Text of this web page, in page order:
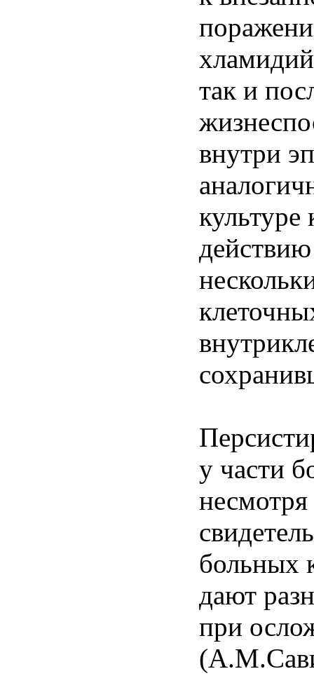
так и
внутри
культуре
у части
больных
дают
при